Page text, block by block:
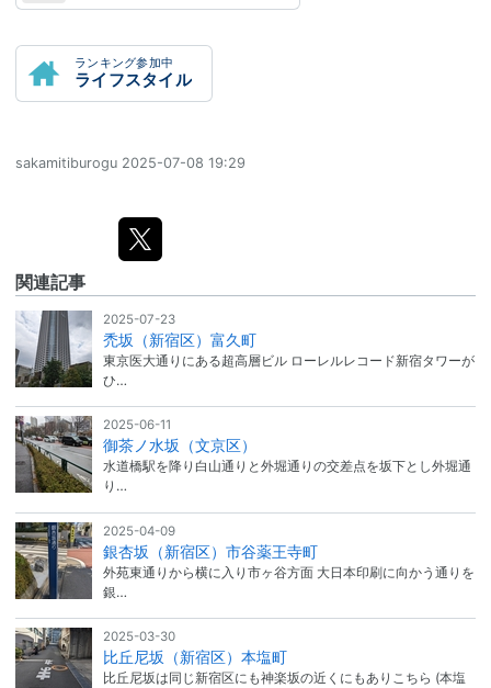
ランキング参加中
ライフスタイル
sakamitiburogu 2025-07-08 19:29
関連記事
2025-07-23
禿坂（新宿区）富久町
東京医大通りにある超高層ビル ローレルレコード新宿タワーが
ひ…
2025-06-11
御茶ノ水坂（文京区）
水道橋駅を降り白山通りと外堀通りの交差点を坂下とし外堀通
り…
2025-04-09
銀杏坂（新宿区）市谷薬王寺町
外苑東通りから横に入り市ヶ谷方面 大日本印刷に向かう通りを
銀…
2025-03-30
比丘尼坂（新宿区）本塩町
比丘尼坂は同じ新宿区にも神楽坂の近くにもありこちら (本塩